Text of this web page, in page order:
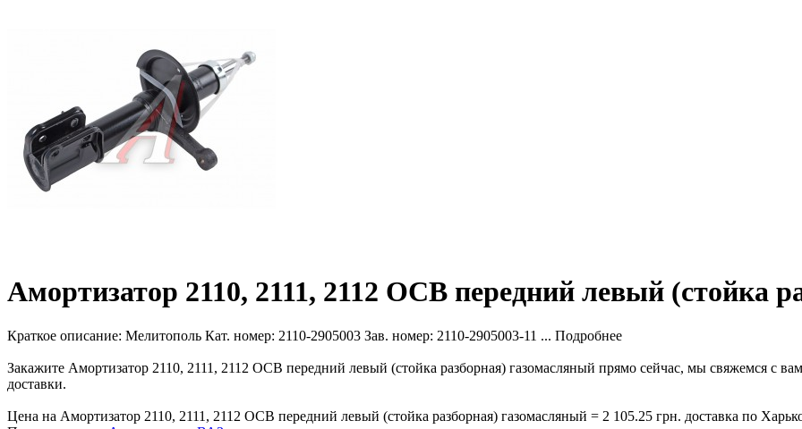
Амортизатор 2110, 2111, 2112 ОСВ передний левый (стойка
Краткое описание: Мелитополь Кат. номер: 2110-2905003 Зав. номер: 2110-2905003-11 ... Подробнее
Закажите Амортизатор 2110, 2111, 2112 ОСВ передний левый (стойка разборная) газомасляный прямо сейчас, мы свяжемся с
доставки.
Цена на Амортизатор 2110, 2111, 2112 ОСВ передний левый (стойка разборная) газомасляный = 2 105.25 грн. доставка по